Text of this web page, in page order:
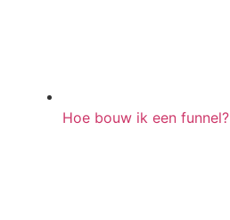
Hoe bouw ik een funnel?